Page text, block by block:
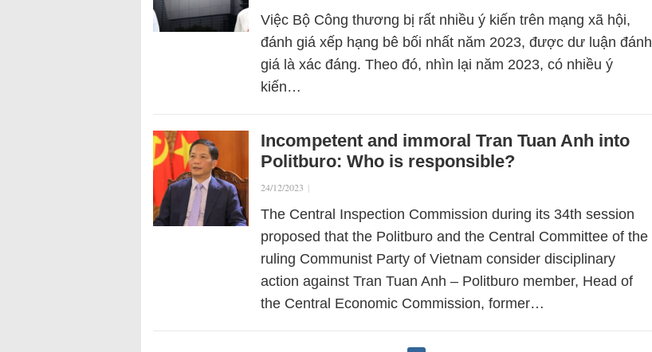
Việc Bộ Công thương bị rất nhiều ý kiến trên mạng xã hội,
đánh giá xếp hạng bê bối nhất năm 2023, được dư luận đánh
giá là xác đáng. Theo đó, nhìn lại năm 2023, có nhiều ý
kiến…
Incompetent and immoral Tran Tuan Anh into
Politburo: Who is responsible?
24/12/2023 |
The Central Inspection Commission during its 34th session
proposed that the Politburo and the Central Committee of the
ruling Communist Party of Vietnam consider disciplinary
action against Tran Tuan Anh – Politburo member, Head of
the Central Economic Commission, former…